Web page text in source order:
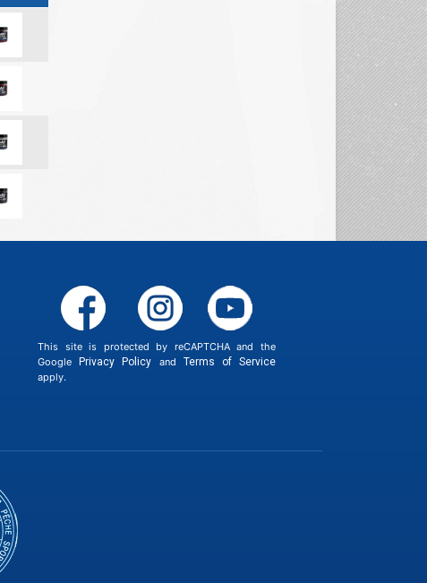
This site is protected by reCAPTCHA and the
GooglePrivacy Policy and Terms of Service
apply.